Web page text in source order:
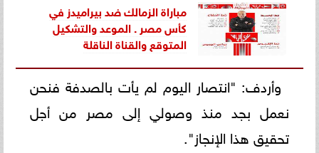
مباراة الزمالك ضد بيراميدز في
كأس مصر . الموعد والتشكيل
المتوقع والقناة الناقلة
وأردف: "انتصار اليوم لم يأت بالصدفة فنحن
نعمل بجد منذ وصولي إلى مصر من أجل
تحقيق هذا الإنجاز".